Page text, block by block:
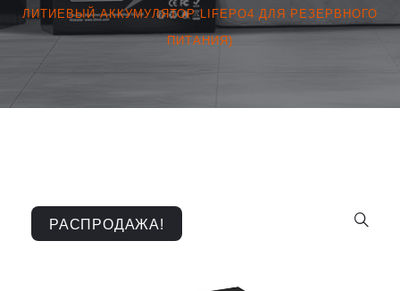
ЛИТИЕВЫЙ АККУМУЛЯТОР LIFEPO4 ДЛЯ РЕЗЕРВНОГО
ПИТАНИЯ)
РАСПРОДАЖА!